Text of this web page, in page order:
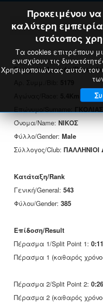
Στοιχεία Δρομέα/Runner's
Όνομα/Name:ΝΙΚΟΣ
Φύλλο/Gender: Male
Σύλλογος/Club: ΠΑΛΛΗΝΙΟΙ
Κατάταξη/Rank
Γενική/General: 543
Φύλου/Gender: 385
Επίδοση/Result
Πέρασμα 1/Split Point 1:
Πέρασμα 1 (καθαρός
Πέρασμα 2/Split Point 2:
Πέρασμα 2 (καθαρός
Προκειμένου
καλύτερη
ιστότοπος
Τα cookies επιτρέπουν
ενισχύουν τις
Χρησιμοποιώντας αυτόν